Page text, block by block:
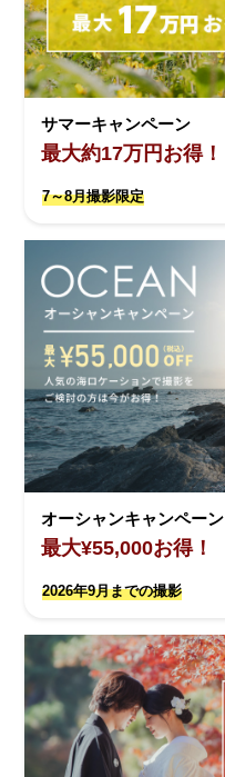
サマーキャンペーン
最大約17万円お得！
7～8月撮影限定
オーシャンキャンペーン
最大¥55,000お得！
2026年9月までの撮影